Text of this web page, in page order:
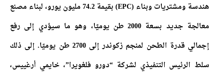
هندسة ومشتريات وبناء (EPC) بقيمة 74.2 مليون يورو، لبناء مصنع
معالجة جديد بسعة 2000 طن يوميًا، وهو ما سيؤدي إلى رفع
إجمالي قدرة الطحن لمنجم زكوندر إلى 2700 طن يوميًا. إلى ذلك
سلط الرئيس التنفيذي لشركة “دورو فلغويرا”، خايمي أرغييس،